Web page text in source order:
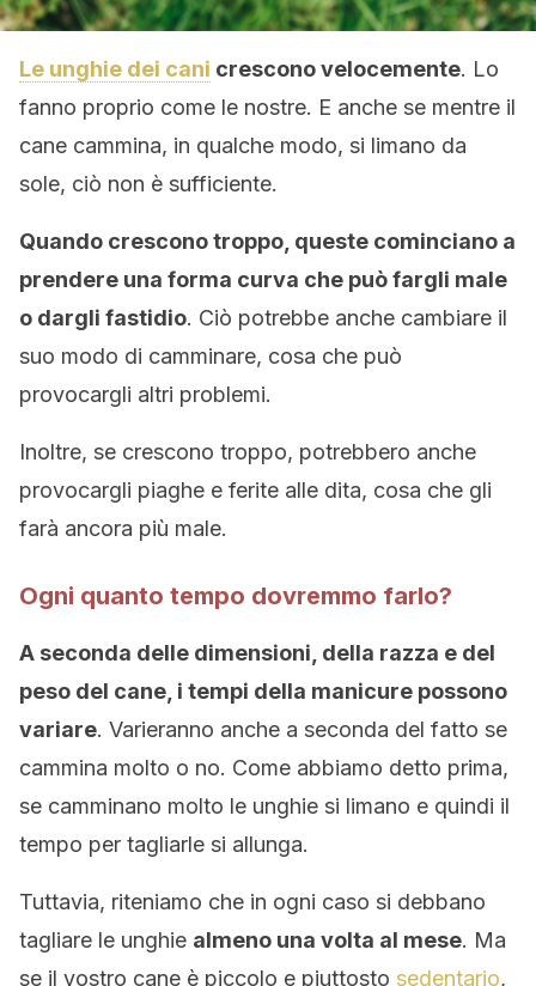
Le unghie dei cani crescono velocemente. Lo
fanno proprio come le nostre. E anche se mentre il
cane cammina, in qualche modo, si limano da
sole, ciò non è sufficiente.
Quando crescono troppo, queste cominciano a
prendere una forma curva che può fargli male
o dargli fastidio. Ciò potrebbe anche cambiare il
suo modo di camminare, cosa che può
provocargli altri problemi.
Inoltre, se crescono troppo, potrebbero anche
provocargli piaghe e ferite alle dita, cosa che gli
farà ancora più male.
Ogni quanto tempo dovremmo farlo?
A seconda delle dimensioni, della razza e del
peso del cane, i tempi della manicure possono
variare. Varieranno anche a seconda del fatto se
cammina molto o no. Come abbiamo detto prima,
se camminano molto le unghie si limano e quindi il
tempo per tagliarle si allunga.
Tuttavia, riteniamo che in ogni caso si debbano
tagliare le unghie almeno una volta al mese. Ma
se il vostro cane è piccolo e piuttosto sedentario,